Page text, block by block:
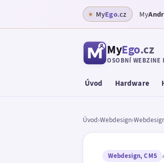
MyEgo.cz My
MyEgo.cz
OSOBNÍ WEBZINE
Úvod Hardware
Úvod›Webdesign›
Webdesign, CMS